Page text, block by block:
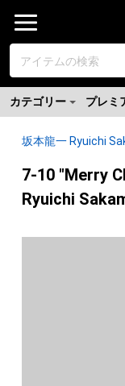
カテゴリー プレミ
坂本龍一 Ryuichi
7-10 "Merry
Ryuichi